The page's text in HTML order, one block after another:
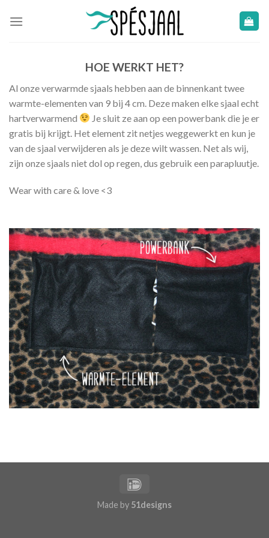
HOE WERKT HET?
Al onze verwarmde sjaals hebben aan de binnenkant twee
warmte-elementen van 9 bij 4 cm. Deze maken elke sjaal echt
hartverwarmend
Je sluit ze aan op een powerbank die je er
gratis bij krijgt. Het element zit netjes weggewerkt en kun je
van de sjaal verwijderen als je deze wilt wassen. Net als wij,
zijn onze sjaals niet dol op regen, dus gebruik een parapluutje.
Wear with care & love <3
Made by 51designs